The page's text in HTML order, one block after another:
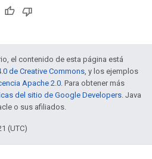
el contenido de esta página está
de Creative Commons, y los ejemplos
Apache 2.0. Para obtener más
del sitio de Google Developers. Java
o sus afiliados.
(UTC)